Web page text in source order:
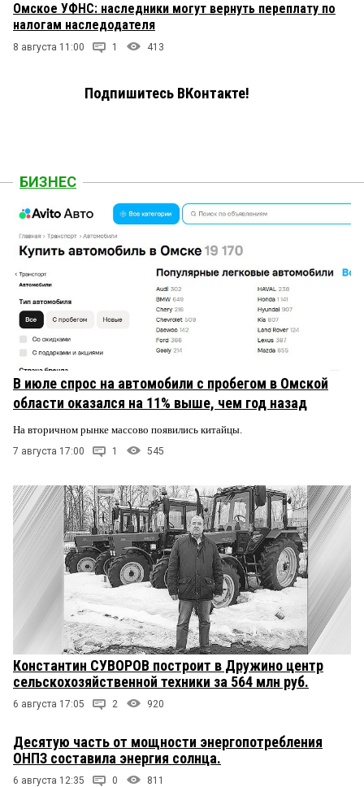
Омское УФНС: наследники могут вернуть переплату по
налогам наследодателя
8 августа 11:00 1 413
Подпишитесь ВКонтакте!
БИЗНЕС
В июле спрос на автомобили с пробегом в Омской
области оказался на 11% выше, чем год назад
На вторичном рынке массово появились китайцы.
7 августа 17:00 1 545
Константин СУВОРОВ построит в Дружино центр
сельскохозяйственной техники за 564 млн руб.
6 августа 17:05 2 920
Десятую часть от мощности энергопотребления
ОНПЗ составила энергия солнца.
6 августа 12:35 0 811